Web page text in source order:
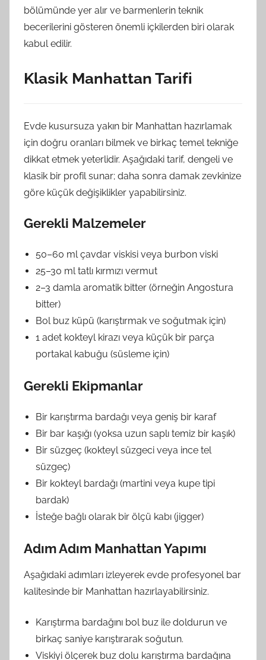
bölümünde yer alır ve barmenlerin teknik
becerilerini gösteren önemli içkilerden biri olarak
kabul edilir.
Klasik Manhattan Tarifi
Evde kusursuza yakın bir Manhattan hazırlamak
için doğru oranları bilmek ve birkaç temel tekniğe
dikkat etmek yeterlidir. Aşağıdaki tarif, dengeli ve
klasik bir profil sunar; daha sonra damak zevkinize
göre küçük değişiklikler yapabilirsiniz.
Gerekli Malzemeler
50–60 ml çavdar viskisi veya burbon viski
25–30 ml tatlı kırmızı vermut
2–3 damla aromatik bitter (örneğin Angostura
bitter)
Bol buz küpü (karıştırmak ve soğutmak için)
1 adet kokteyl kirazı veya küçük bir parça
portakal kabuğu (süsleme için)
Gerekli Ekipmanlar
Bir karıştırma bardağı veya geniş bir karaf
Bir bar kaşığı (yoksa uzun saplı temiz bir kaşık)
Bir süzgeç (kokteyl süzgeci veya ince tel
süzgeç)
Bir kokteyl bardağı (martini veya kupe tipi
bardak)
İsteğe bağlı olarak bir ölçü kabı (jigger)
Adım Adım Manhattan Yapımı
Aşağıdaki adımları izleyerek evde profesyonel bar
kalitesinde bir Manhattan hazırlayabilirsiniz.
Karıştırma bardağını bol buz ile doldurun ve
birkaç saniye karıştırarak soğutun.
Viskiyi ölçerek buz dolu karıştırma bardağına